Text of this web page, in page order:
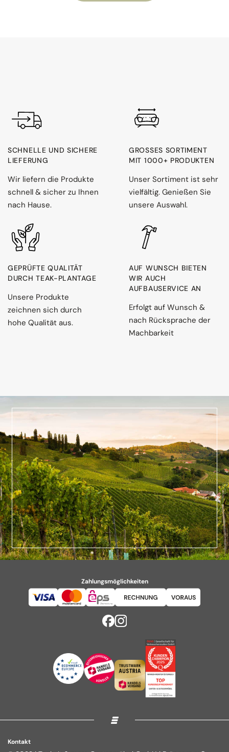
SCHNELLE UND SICHERE
LIEFERUNG
Wir liefern die Produkte
schnell & sicher zu Ihnen
nach Hause.
GROSSES SORTIMENT M
IT 1000+ PRODUKTEN
Unser Sortiment ist sehr
vielfältig. Genießen Sie
unsere Auswahl.
GEPRÜFTE QUALITÄT
DURCH TEAK-PLANTAGE
Unsere Produkte
zeichnen sich durch
hohe Qualität aus.
AUF WUNSCH BIETEN
WIR AUCH
AUFBAUSERVICE AN
Erfolgt auf Wunsch &
nach Rücksprache der
Machbarkeit
Zahlungsmöglichkeiten
Kontakt